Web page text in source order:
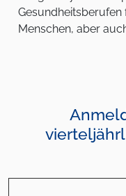
Menschen, aber